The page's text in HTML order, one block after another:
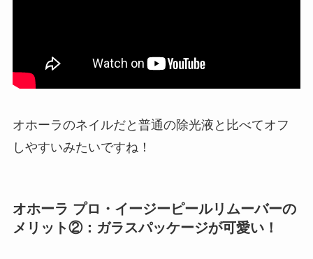
オホーラのネイルだと普通の除光液と比べてオフ
しやすいみたいですね！
オホーラ プロ・イージーピールリムーバーの
メリット②：ガラスパッケージが可愛い！